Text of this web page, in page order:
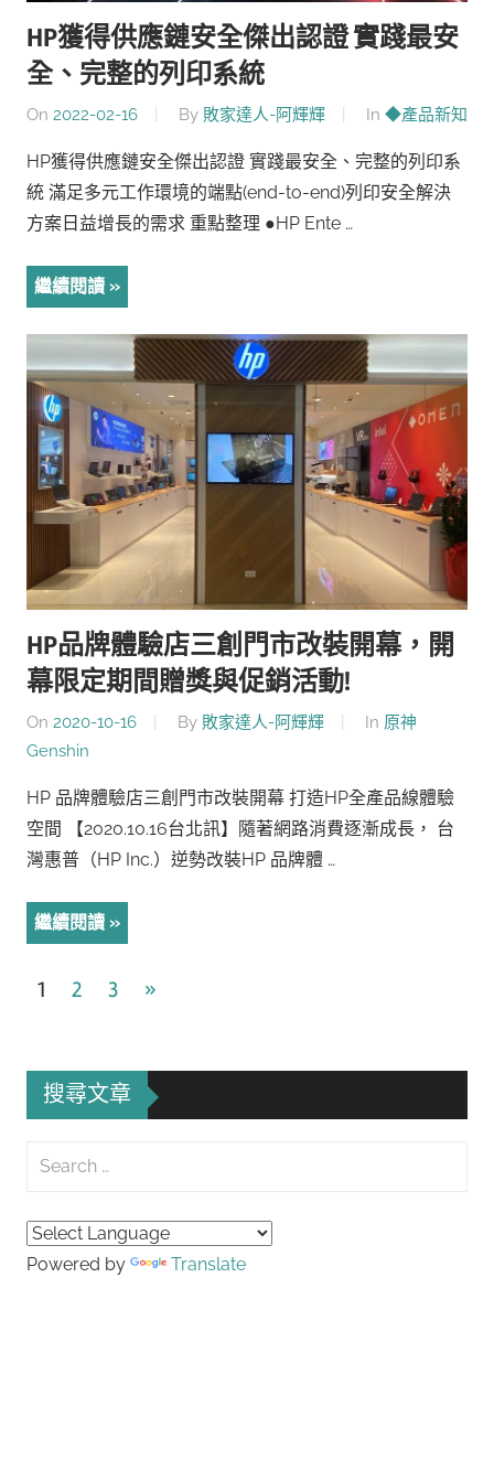
HP獲得供應鏈安全傑出認證 實踐最安
全、完整的列印系統
On 2022-02-16 By 敗家達人-阿輝輝 In ◆產品新知
HP獲得供應鏈安全傑出認證 實踐最安全、完整的列印系
統 滿足多元工作環境的端點(end-to-end)列印安全解決
方案日益增長的需求 重點整理 ●HP Ente …
繼續閱讀
HP品牌體驗店三創門市改裝開幕，開
幕限定期間贈獎與促銷活動!
On 2020-10-16 By 敗家達人-阿輝輝 In 原神
Genshin
HP 品牌體驗店三創門市改裝開幕 打造HP全產品線體驗
空間 【2020.10.16台北訊】隨著網路消費逐漸成長， 台
灣惠普（HP Inc.）逆勢改裝HP 品牌體 …
繼續閱讀
文
導
覽
1 2 3
Next
»
搜尋文章
Search
Powered by Translate